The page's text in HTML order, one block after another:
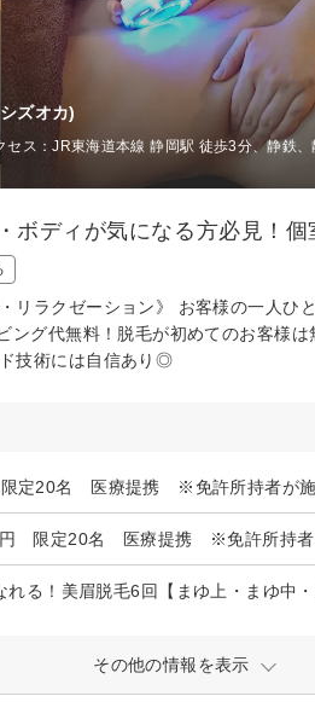
ズオカ)
セス：JR東海道本線 静岡駅 徒歩3分、静鉄
ボディが気になる方必見！
リラクゼーション》 お客様の一人ひ
ング代無料！脱毛が初めてのお客様
技術には自信あり◎
定20名 医療提携 ※免許所持者が施
円 限定20名 医療提携 ※免許所持者
その他の情報を表示